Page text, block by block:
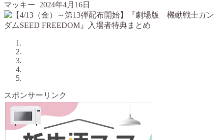
マッキー 2024年4月16日
スポンサーリンク